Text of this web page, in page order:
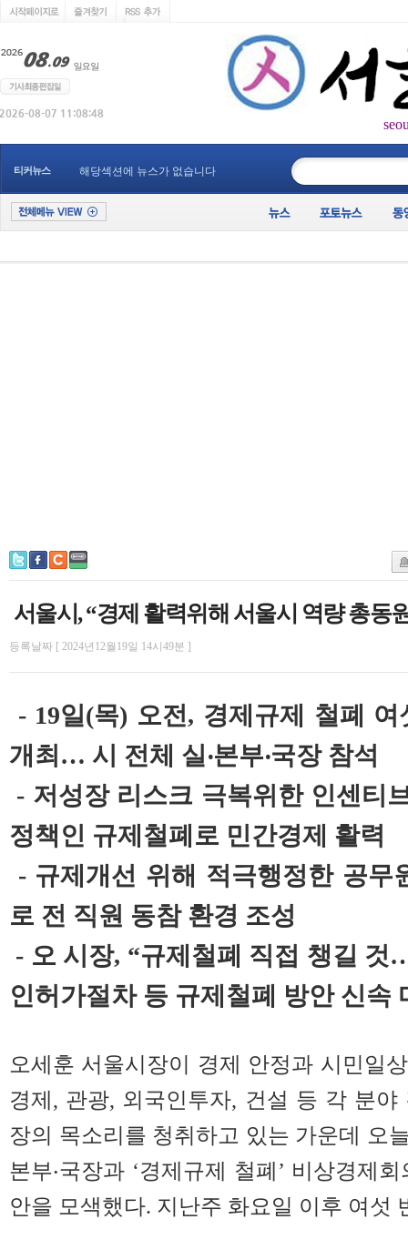
티커뉴스 해당섹션에 뉴스가 없습니다
서울시, “경제 활력위해 서울시 역량 총동
등록날짜 [ 2024년12월19일 14시49분 ]
- 19일(목) 오전, 경제규제 철폐
개최… 시 전체 실‧본부‧국장 참석
- 저성장 리스크 극복위한 인센티
정책인 규제철폐로 민간경제 활력
- 규제개선 위해 적극행정한 공무
로 전 직원 동참 환경 조성
- 오 시장, “규제철폐 직접 챙길 것
인허가절차 등 규제철폐 방안 신속
오세훈 서울시장이 경제 안정과 시민일
경제, 관광, 외국인투자, 건설 등 각 분
장의 목소리를 청취하고 있는 가운데 오
본부‧국장과 ‘경제규제 철폐’ 비상경제
안을 모색했다. 지난주 화요일 이후 여섯